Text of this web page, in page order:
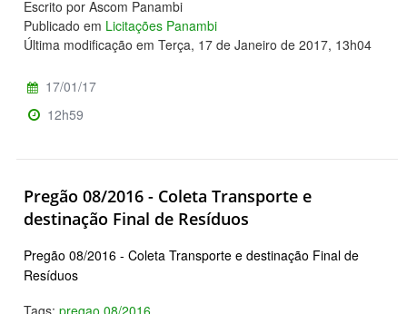
Escrito por Ascom Panambi
Publicado em Licitações Panambi
Última modificação em Terça, 17 de Janeiro de 2017, 13h04
17/01/17
12h59
Pregão 08/2016 - Coleta Transporte e
destinação Final de Resíduos
Pregão 08/2016 - Coleta Transporte e destinação Final de
Resíduos